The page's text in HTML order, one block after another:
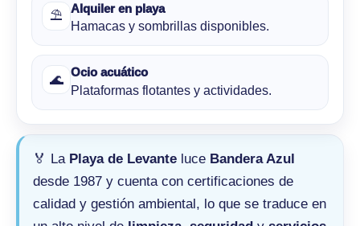
⛱
Alquiler en playa
Hamacas y sombrillas disponibles.
🌊 Ocio acuático
Plataformas flotantes y actividades.
🏅 La Playa de Levanteluce Bandera Azul
desde 1987 y cuenta con certificaciones de
calidad y gestión ambiental, lo que se traduce en